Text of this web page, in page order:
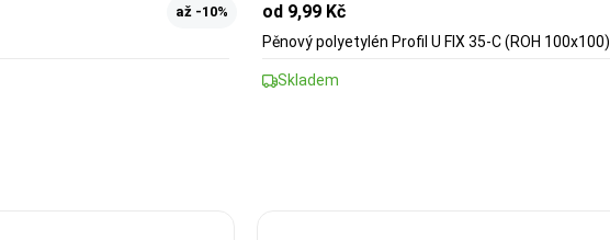
až -10% od 9,99 Kč
Pěnový polyetylén Profil U FIX 35-C (ROH 100x100)
Skladem